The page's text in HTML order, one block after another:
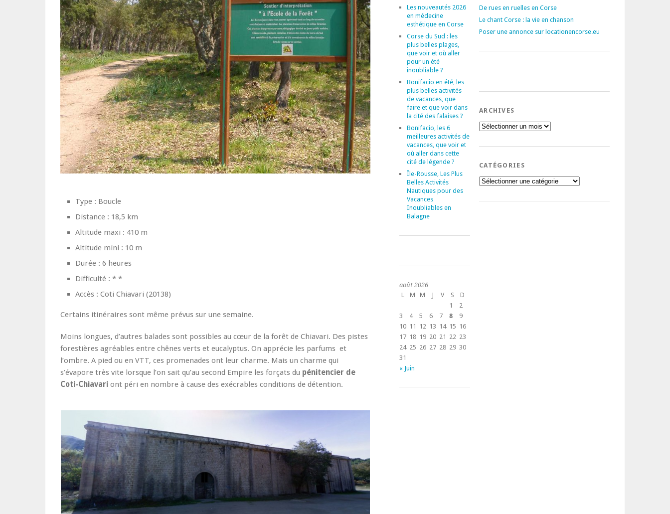
Type : Boucle
Distance : 18,5 km
Altitude maxi : 410 m
Altitude mini : 10 m
Durée : 6 heures
Difficulté : * *
Accès : Coti Chiavari (20138)
Certains itinéraires sont même prévus sur une semaine.
Moins longues, d’autres balades sont possibles au cœur de la forêt de Chiavari. Des pistes
forestières agréables entre chênes verts et eucalyptus. On apprécie les parfums et
l’ombre. A pied ou en VTT, ces promenades ont leur charme. Mais un charme qui
s’évapore très vite lorsque l’on sait qu’au second Empire les forçats du pénitencier de
Coti-Chiavari ont péri en nombre à cause des exécrables conditions de détention.
Les nouveautés 2026
en médecine
esthétique en Corse
Corse du Sud : les
plus belles plages,
que voir et où aller
pour un été
inoubliable ?
Bonifacio en été, les
plus belles activités
de vacances, que
faire et que voir dans
la cité des falaises ?
Bonifacio, les 6
meilleures activités de
vacances, que voir et
où aller dans cette
cité de légende ?
Île-Rousse, Les Plus
Belles Activités
Nautiques pour des
Vacances
Inoubliables en
Balagne
août 2026
L
M M J V S
D
1
2
3
4 5 6 7 8
9
10 11 12 13 14 15 16
17 18 19 20 21 22 23
24 25 26 27 28 29 30
31
« Juin
De rues en ruelles en Corse
Le chant Corse : la vie en chanson
Poser une annonce sur locationencorse.eu
ARCHIVES
Archives
CATÉGORIES
Catégories